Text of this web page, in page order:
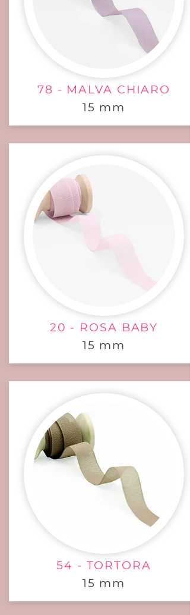
78 - MALVA CHIARO
15 mm
20 - ROSA BABY
15 mm
54 - TORTORA
15 mm